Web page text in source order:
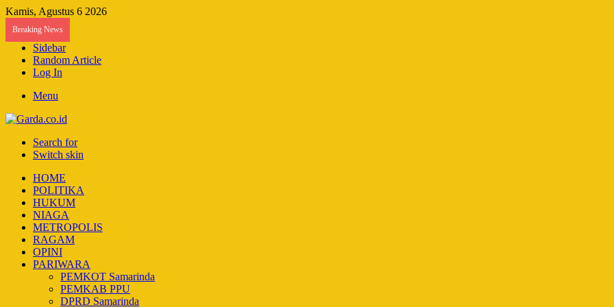
Kamis, Agustus 6 2026
Breaking News
Sidebar
Random Article
Log In
Menu
Search for
Switch skin
HOME
POLITIKA
HUKUM
NIAGA
METROPOLIS
RAGAM
OPINI
PARIWARA
PEMKOT Samarinda
PEMKAB PPU
DPRD Samarinda